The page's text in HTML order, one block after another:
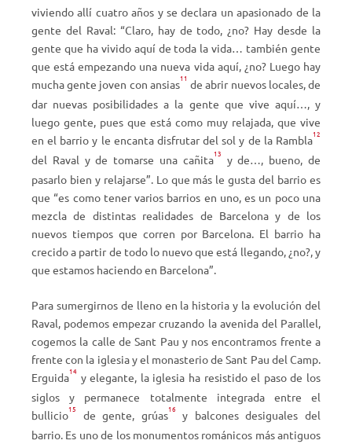
viviendo allí cuatro años y se declara un apasionado de la
gente del Raval: “Claro, hay de todo, ¿no? Hay desde la
gente que ha vivido aquí de toda la vida… también gente
que está empezando una nueva vida aquí, ¿no? Luego hay
mucha gente joven con ansias11 de abrir nuevos locales, de
dar nuevas posibilidades a la gente que vive aquí…, y
luego gente, pues que está como muy relajada, que vive
en el barrio y le encanta disfrutar del sol y de la Rambla12
del Raval y de tomarse una cañita13 y de…, bueno, de
pasarlo bien y relajarse”. Lo que más le gusta del barrio es
que “es como tener varios barrios en uno, es un poco una
mezcla de distintas realidades de Barcelona y de los
nuevos tiempos que corren por Barcelona. El barrio ha
crecido a partir de todo lo nuevo que está llegando, ¿no?, y
que estamos haciendo en Barcelona”.
Para sumergirnos de lleno en la historia y la evolución del
Raval, podemos empezar cruzando la avenida del Parallel,
cogemos la calle de Sant Pau y nos encontramos frente a
frente con la iglesia y el monasterio de Sant Pau del Camp.
Erguida14 y elegante, la iglesia ha resistido el paso de los
siglos y permanece totalmente integrada entre el
bullicio15 de gente, grúas16
y balcones desiguales del
barrio. Es uno de los monumentos románicos más antiguos